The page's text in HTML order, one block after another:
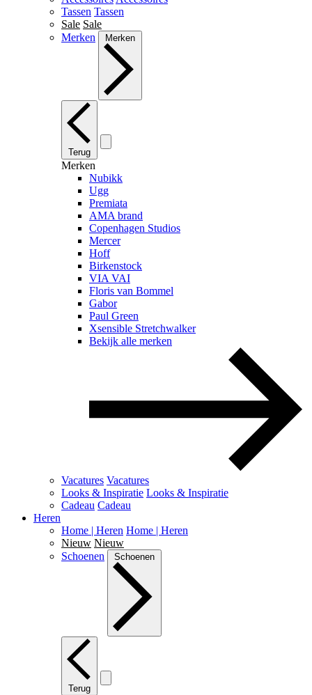
Tassen Tassen
Sale Sale
Merken
Merken
Terug
Merken
Nubikk
Ugg
Premiata
AMA brand
Copenhagen Studios
Mercer
Hoff
Birkenstock
VIA VAI
Floris van Bommel
Gabor
Paul Green
Xsensible Stretchwalker
Bekijk alle merken
Vacatures Vacatures
Looks & Inspiratie Looks & Inspiratie
Cadeau Cadeau
Heren
Home | Heren Home | Heren
Nieuw Nieuw
Schoenen
Schoenen
Terug